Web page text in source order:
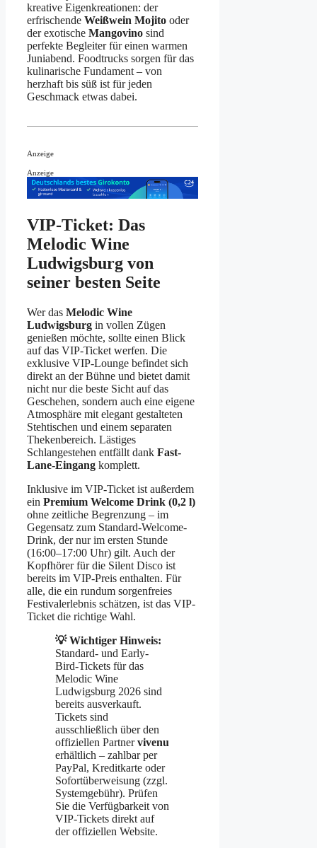
kreative Eigenkreationen: der
erfrischende Weißwein Mojito oder
der exotische Mangovino sind
perfekte Begleiter für einen warmen
Juniabend. Foodtrucks sorgen für das
kulinarische Fundament – von
herzhaft bis süß ist für jeden
Geschmack etwas dabei.
Anzeige
Anzeige
VIP-Ticket: Das
Melodic Wine
Ludwigsburg von
seiner besten Seite
Wer das Melodic Wine
Ludwigsburg in vollen Zügen
genießen möchte, sollte einen Blick
auf das VIP-Ticket werfen. Die
exklusive VIP-Lounge befindet sich
direkt an der Bühne und bietet damit
nicht nur die beste Sicht auf das
Geschehen, sondern auch eine eigene
Atmosphäre mit elegant gestalteten
Stehtischen und einem separaten
Thekenbereich. Lästiges
Schlangestehen entfällt dank Fast-
Lane-Eingang komplett.
Inklusive im VIP-Ticket ist außerdem
ein Premium Welcome Drink (0,2 l)
ohne zeitliche Begrenzung – im
Gegensatz zum Standard-Welcome-
Drink, der nur im ersten Stunde
(16:00–17:00 Uhr) gilt. Auch der
Kopfhörer für die Silent Disco ist
bereits im VIP-Preis enthalten. Für
alle, die ein rundum sorgenfreies
Festivalerlebnis schätzen, ist das VIP-
Ticket die richtige Wahl.
💡 Wichtiger Hinweis:
Standard- und Early-
Bird-Tickets für das
Melodic Wine
Ludwigsburg 2026 sind
bereits ausverkauft.
Tickets sind
ausschließlich über den
offiziellen Partnervivenu
erhältlich – zahlbar per
PayPal, Kreditkarte oder
Sofortüberweisung (zzgl.
Systemgebühr). Prüfen
Sie die Verfügbarkeit von
VIP-Tickets direkt auf
der offiziellen Website.